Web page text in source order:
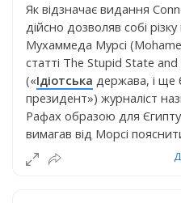
Як відзначає видання
дійсно дозволяв собі
Мухаммеда Мурсі
статті The Stupid State
(«Ідіотська держава, і ще
президент») журналіст
Рафах образою для Єгипту
вимагав від Морсі пояснити